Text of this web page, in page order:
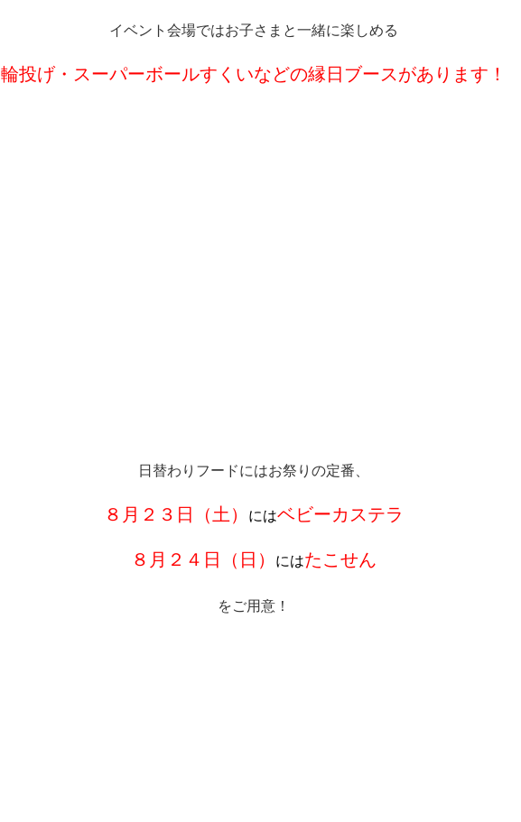
イベント会場ではお子さまと一緒に楽しめる
輪投げ・スーパーボールすくいなどの縁日ブースがあります！
日替わりフードにはお祭りの定番、
８月２３日（土） にはベビーカステラ
８月２４日（日） にはたこせん
をご用意！